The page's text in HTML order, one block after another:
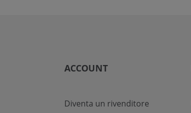
ACCOUNT
Diventa un rivenditore